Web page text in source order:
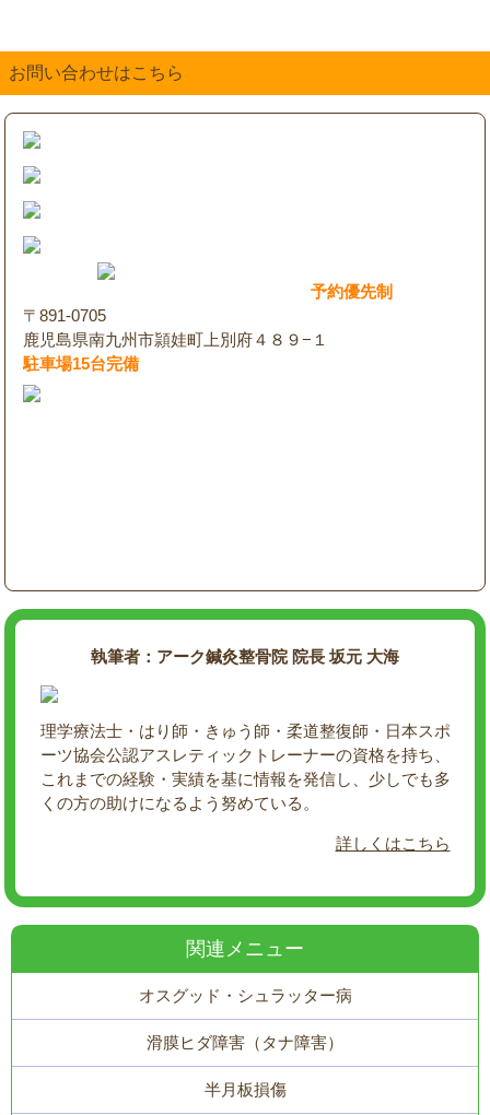
お問い合わせはこちら
予約優先制
〒891-0705
鹿児島県南九州市頴娃町上別府４８９−１
駐車場15台完備
執筆者：アーク鍼灸整骨院 院長 坂元 大海
理学療法士・はり師・きゅう師・柔道整復師・日本スポ
ーツ協会公認アスレティックトレーナーの資格を持ち、
これまでの経験・実績を基に情報を発信し、少しでも多
くの方の助けになるよう努めている。
詳しくはこちら
関連メニュー
オスグッド・シュラッター病
滑膜ヒダ障害（タナ障害）
半月板損傷